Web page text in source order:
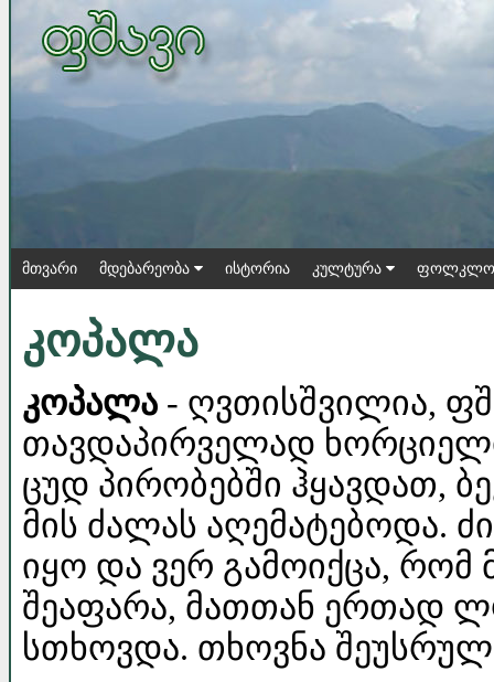
მთვარი მდებარეობა ისტორია კულტურა
კოპალა
კოპალა - ღვთისშვილია,
თავდაპირველად ხორციელი
ცუდ პირობებში ჰყავდათ,
მის ძალას აღემატებოდა.
იყო და ვერ გამოიქცა, რომ
შეაფარა, მათთან ერთად
სთხოვდა. თხოვნა